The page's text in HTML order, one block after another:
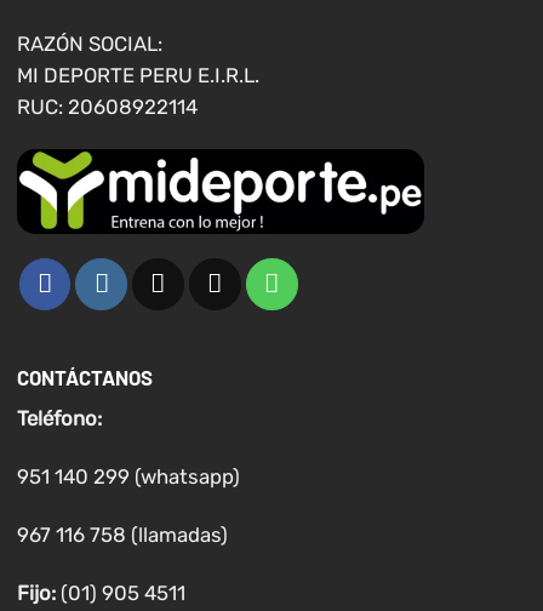
página
de
producto
RAZÓN SOCIAL:
MI DEPORTE PERU E.I.R.L.
RUC: 20608922114
CONTÁCTANOS
Teléfono:
951 140 299 (whatsapp)
967 116 758 (llamadas)
Fijo:(01) 905 4511